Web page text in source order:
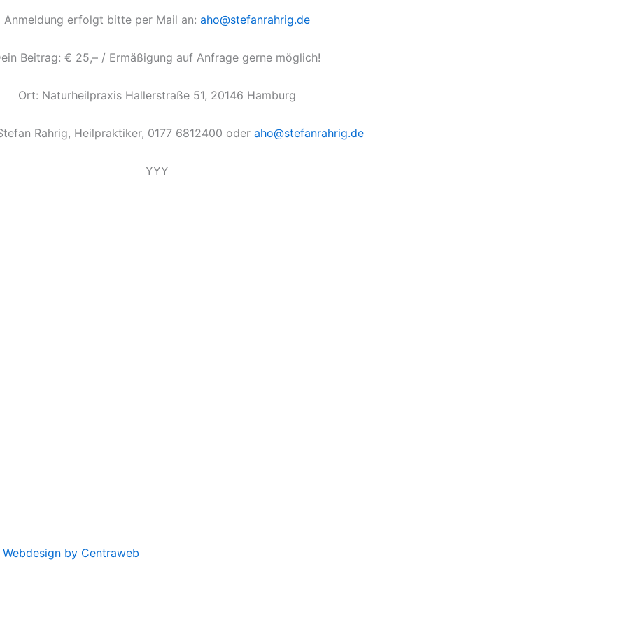
Anmeldung erfolgt bitte per Mail an: aho@stefanrahrig.de
Beitrag: € 25,– / Ermäßigung auf Anfrage gerne möglich!
Ort: Naturheilpraxis Hallerstraße 51, 20146 Hamburg
Rahrig, Heilpraktiker, 0177 6812400 oder aho@stefanrahrig.de
YYY
Webdesign by Centraweb